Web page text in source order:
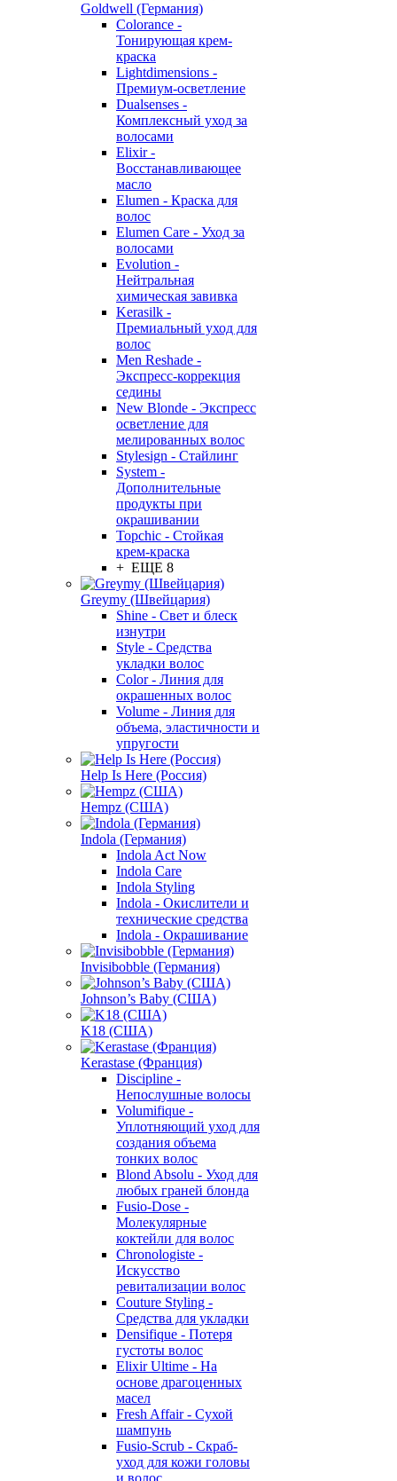
Goldwell (Германия)
Colorance -
Тонирующая крем-
краска
Lightdimensions -
Премиум-осветление
Dualsenses -
Комплексный уход за
волосами
Elixir -
Восстанавливающее
масло
Elumen - Краска для
волос
Elumen Care - Уход за
волосами
Evolution -
Нейтральная
химическая завивка
Kerasilk -
Премиальный уход для
волос
Men Reshade -
Экспресс-коррекция
седины
New Blonde - Экспресс
осветление для
мелированных волос
Stylesign - Стайлинг
System -
Дополнительные
продукты при
окрашивании
Topchic - Стойкая
крем-краска
+ ЕЩЕ 8
Greymy (Швейцария)
Shine - Свет и блеск
изнутри
Style - Средства
укладки волос
Color - Линия для
окрашенных волос
Volume - Линия для
объема, эластичности и
упругости
Help Is Here (Россия)
Hempz (США)
Indola (Германия)
Indola Act Now
Indola Care
Indola Styling
Indola - Окислители и
технические средства
Indola - Окрашивание
Invisibobble (Германия)
Johnson’s Baby (США)
K18 (США)
Kerastase (Франция)
Discipline -
Непослушные волосы
Volumifique -
Уплотняющий уход для
создания объема
тонких волос
Blond Absolu - Уход для
любых граней блонда
Fusio-Dose -
Молекулярные
коктейли для волос
Chronologiste -
Искусство
ревитализации волос
Couture Styling -
Средства для укладки
Densifique - Потеря
густоты волос
Elixir Ultime - На
основе драгоценных
масел
Fresh Affair - Сухой
шампунь
Fusio-Scrub - Скраб-
уход для кожи головы
и волос